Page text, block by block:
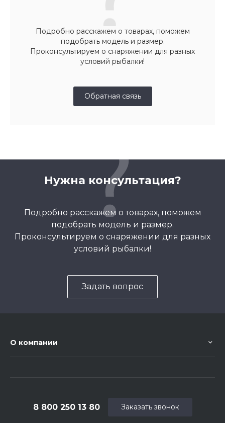
Подробно расскажем о товарах, поможем
подобрать модель и размер.
Проконсультируем о снаряжении для разных
условий рыбалки!
Обратная связь
Нужна консультация?
Подробно расскажем о товарах, поможем
подобрать модель и размер.
Проконсультируем о снаряжении для разных
условий рыбалки!
Задать вопрос
О компании
8 800 250 13 80 Заказать звонок